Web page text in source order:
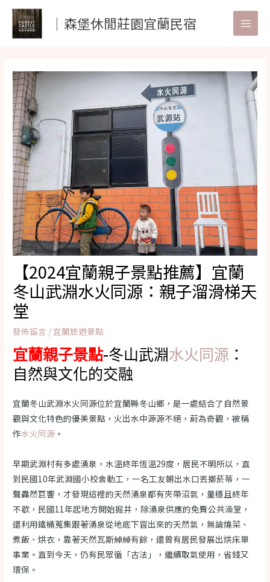
│森堡休閒莊園宜蘭民宿
Main
【2024宜蘭親子景點推薦】宜蘭
冬山武淵水火同源：親子溜滑梯天
堂
發佈留言 / 宜蘭旅遊景點
宜蘭親子景點-冬山武淵水火同源 ：
自然與文化的交融
宜蘭冬山武淵水火同源位於宜蘭縣冬山鄉，是一處結合了自然景
觀與文化特色的優美景點，火出水中源源不絕，蔚為奇觀，被稱
作水火同源 。
早期武淵村有多處湧泉，水溫終年恆溫29度，居民不明所以，直
到民國10年武淵國小校舍動工，一名工友朝出水口丟擲菸蒂，一
聲轟然巨響，才發現這裡的天然湧泉都有夾帶沼氣，量穩且終年
不歇，民國11年起地方開始掘井，除湧泉供應的免費公共澡堂，
還利用鐵桶蒐集跟著湧泉從地底下冒出來的天然氣，無論燒菜、
煮飯、烘衣，靠著天然瓦斯綽綽有餘，還曾有居民發展出烘床單
事業。直到今天，仍有民眾循「古法」，繼續取氣使用，省錢又
環保。